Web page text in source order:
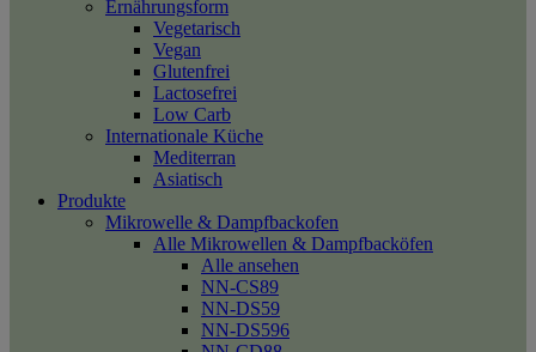
Ernährungsform
Vegetarisch
Vegan
Glutenfrei
Lactosefrei
Low Carb
Internationale Küche
Mediterran
Asiatisch
Produkte
Mikrowelle & Dampfbackofen
Alle Mikrowellen & Dampfbacköfen
Alle ansehen
NN-CS89
NN-DS59
NN-DS596